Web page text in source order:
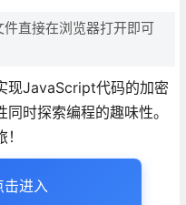
直接在浏览器打开即可
现JavaScript代码的加密
时探索编程的趣味性。
击进入